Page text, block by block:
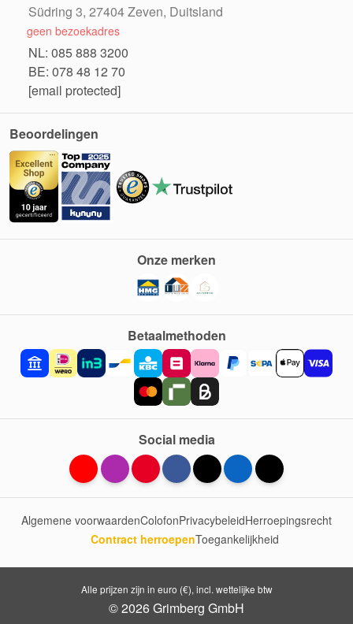
Südring 3, 27404 Zeven, Duitsland
geen bezoekadres
NL: 085 888 3200
BE: 078 48 12 70
[email protected]
Beoordelingen
Betaalmethoden
Onze merken
Social media
Algemene voorwaardenColofonPrivacybeleidHerroepingsrecht
Contract herroepenToegankelijkheid
Alle prijzen zijn in euro (€), incl. wettelijke btw
© 2026 Grimberg GmbH